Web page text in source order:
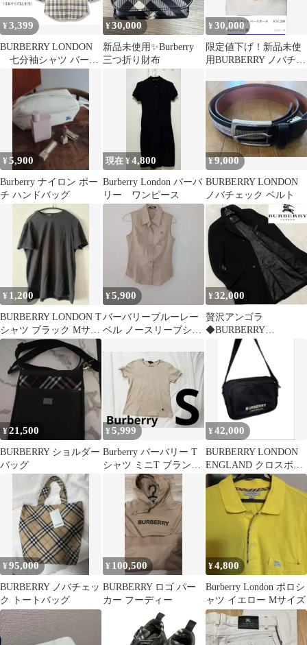
¥3,399
BURBERRY LONDON
七分袖シャツ バーバ
リーチェック XL相当
¥30,000
新品未使用✨Burberry
三つ折り財布
¥30,000
限定値下げ！新品未使
用BURBERRY ノバチェ
ップ
¥5,900
Burberry ナイロン ポー
チ ハンドバッグ
現在 ¥4,800
Burberry London バーバ
リー ワンピース
¥9,000
BURBERRY LONDON
ノバチェック ベルト
¥ 1,200
BURBERRY LONDON T
シャツ ブラック Mサイ
ズ
¥5,900
バーバリーブルーレー
ベル ノースリーブシャ
¥32,000
贅沢アンゴラ
◆BURBERRY
LONDON◆チェスター
コート【アンゴラ
60%】
¥21,500
BURBERRY ショルダー
バッグ
¥5,999
Burberry バーバリー T
シャツ ミニT ブランド
服 ブランド古着
¥42,000
BURBERRY LONDON
ENGLAND クロスボデ
ィバッグ バーバリー
¥95,000
BURBERRY ノバチェッ
ク トートバッグ
¥ 100,500
BURBERRY ロゴ パー
カー フーディー
¥4,800
Burberry London ポロシ
ャツ イエロー Mサイズ